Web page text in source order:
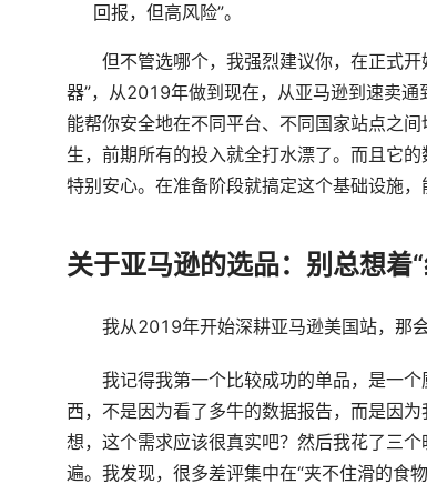
回报，但高风险”。
但不管选哪个，我强烈建议你，在正式
器”，从2019年做到现在，从亚马逊到速卖
能帮你安全地在不同平台、不同国家站点之
生，前期所有的投入就全打水漂了。而且它
特别安心。在准备阶段就搞定这个基础设施，
关于亚马逊的选品：别总想着
我从2019年开始深耕亚马逊美国站，那
我记得我第一个比较成功的单品，是一
西，不是因为看了多牛的数据报告，而是因
想，这个需求应该很真实吧？然后我花了三
遍。我发现，很多差评集中在“夹不住滑的食物